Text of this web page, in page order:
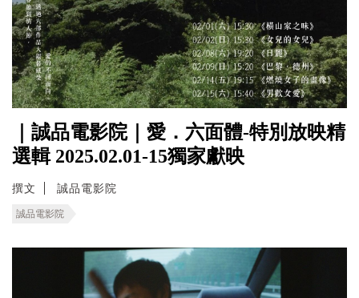
｜誠品電影院｜愛．六面體-特別放映精
選輯 2025.02.01-15獨家獻映
撰文 誠品電影院
誠品電影院